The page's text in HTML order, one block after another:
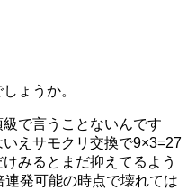
ょうか。
で言うことないんです
えサモクリ交換で9×3=27
みるとまだ抑えてるよう
発可能の時点で壊れては